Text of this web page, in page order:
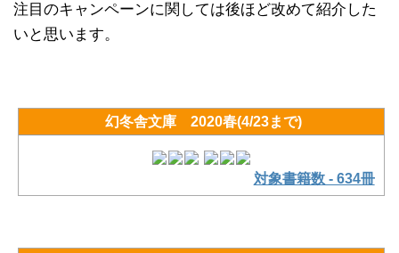
注目のキャンペーンに関しては後ほど改めて紹介した
いと思います。
幻冬舎文庫 2020春(4/23まで)
対象書籍数 - 634冊